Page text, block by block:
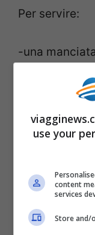
Per servire:
-una
-fette di
Come si fa a
fatelo
spellate
Inserite
use your
content
services
Store and/